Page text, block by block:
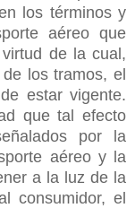
los términos y
aéreo que
de la cual,
los tramos, el
estar vigente.
que tal efecto
por la
aéreo y la
a la luz de la
consumidor, el